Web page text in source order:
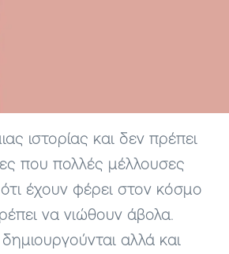
ιστορίας και δεν πρέπει
που πολλές μέλλουσες
έχουν φέρει στον κόσμο
να νιώθουν άβολα.
αλλά και